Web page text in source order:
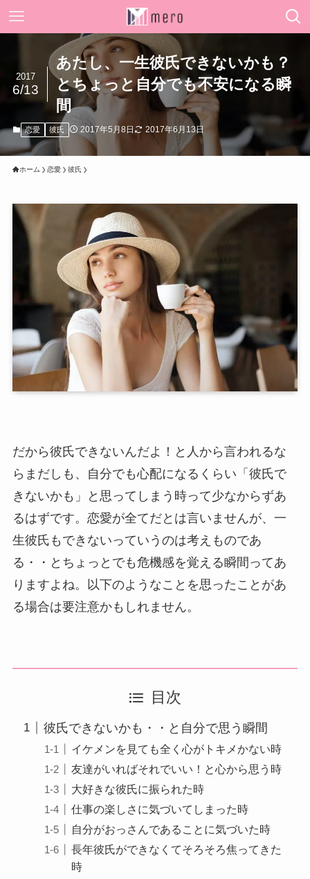
あたし、一生彼氏できないかも？
とちょっと自分でも不安になる瞬
間
2017
6/13
恋愛 彼氏 2017年5月8日 2017年6月13日
ホーム 恋愛 彼氏
だから彼氏できないんだよ！と人から言われるな
らまだしも、自分でも心配になるくらい「彼氏で
きないかも」と思ってしまう時って少なからずあ
るはずです。恋愛が全てだとは言いませんが、一
生彼氏もできないっていうのは考えものであ
る・・とちょっとでも危機感を覚える瞬間ってあ
りますよね。以下のようなことを思ったことがあ
る場合は要注意かもしれません。
目次
彼氏できないかも・・と自分で思う瞬間
イケメンを見ても全く心がトキメかない時
友達がいればそれでいい！と心から思う時
大好きな彼氏に振られた時
仕事の楽しさに気づいてしまった時
自分がおっさんであることに気づいた時
長年彼氏ができなくてそろそろ焦ってきた
時